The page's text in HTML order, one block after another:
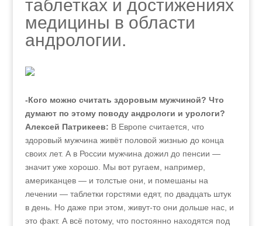
таблетках и достижениях
медицины в области
андрологии.
-Кого можно считать здоровым мужчиной? Что
думают по этому поводу андрологи и урологи?
Алексей Патрикеев: В Европе считается, что
здоровый мужчина живёт половой жизнью до конца
своих лет. А в России мужчина дожил до пенсии —
значит уже хорошо. Мы вот ругаем, например,
американцев — и толстые они, и помешаны на
лечении — таблетки горстями едят, по двадцать штук
в день. Но даже при этом, живут-то они дольше нас, и
это факт. А всё потому, что постоянно находятся под